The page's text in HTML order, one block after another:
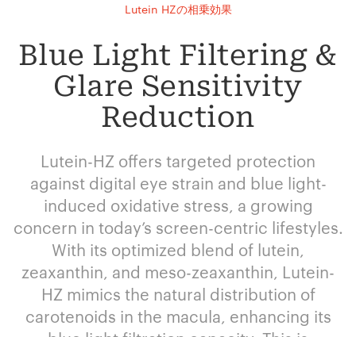
Lutein HZの相乗効果
Blue Light Filtering &
Glare Sensitivity
Reduction
Lutein-HZ offers targeted protection
against digital eye strain and blue light-
induced oxidative stress, a growing
concern in today’s screen-centric lifestyles.
With its optimized blend of lutein,
zeaxanthin, and meso-zeaxanthin, Lutein-
HZ mimics the natural distribution of
carotenoids in the macula, enhancing its